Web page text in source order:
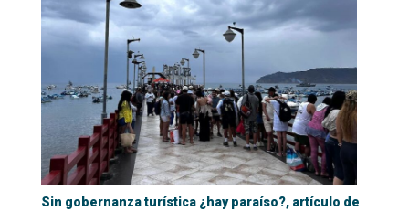
Sin gobernanza turística ¿hay paraíso?, artículo de